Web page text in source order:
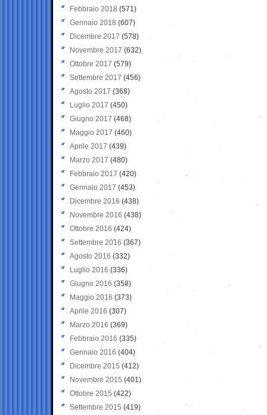
Febbraio 2018 (571)
Gennaio 2018 (607)
Dicembre 2017 (578)
Novembre 2017 (632)
Ottobre 2017 (579)
Settembre 2017 (456)
Agosto 2017 (368)
Luglio 2017 (450)
Giugno 2017 (468)
Maggio 2017 (460)
Aprile 2017 (439)
Marzo 2017 (480)
Febbraio 2017 (420)
Gennaio 2017 (453)
Dicembre 2016 (438)
Novembre 2016 (438)
Ottobre 2016 (424)
Settembre 2016 (367)
Agosto 2016 (332)
Luglio 2016 (336)
Giugno 2016 (358)
Maggio 2016 (373)
Aprile 2016 (307)
Marzo 2016 (369)
Febbraio 2016 (335)
Gennaio 2016 (404)
Dicembre 2015 (412)
Novembre 2015 (401)
Ottobre 2015 (422)
Settembre 2015 (419)